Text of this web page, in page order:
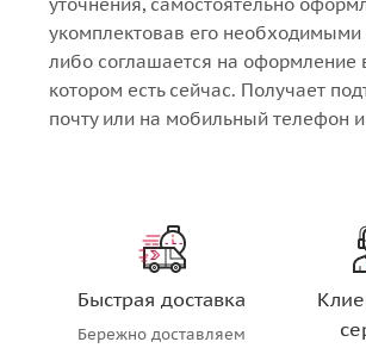
укомплектовав его
либо соглашается на оформление
котором есть сейчас. Получает
почту или на мобильный телефон
Быстрая доставка
Бережно доставляем